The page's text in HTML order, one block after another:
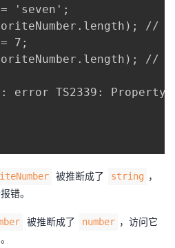
= 'seven';
// 5
= 7;
// 编
TS2339:
被推断成了 string ，
错。
被推断成了 number ，访问它